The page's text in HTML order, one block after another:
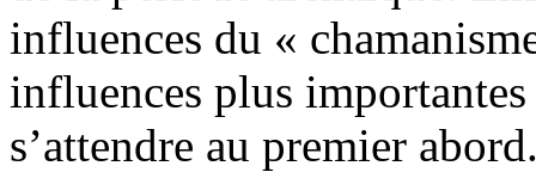
influences du «
influences plus
s’attendre au premier